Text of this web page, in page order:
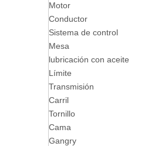
Motor
Conductor
Sistema de control
Mesa
lubricación con aceite
Límite
Transmisión
Carril
Tornillo
Cama
Gangry